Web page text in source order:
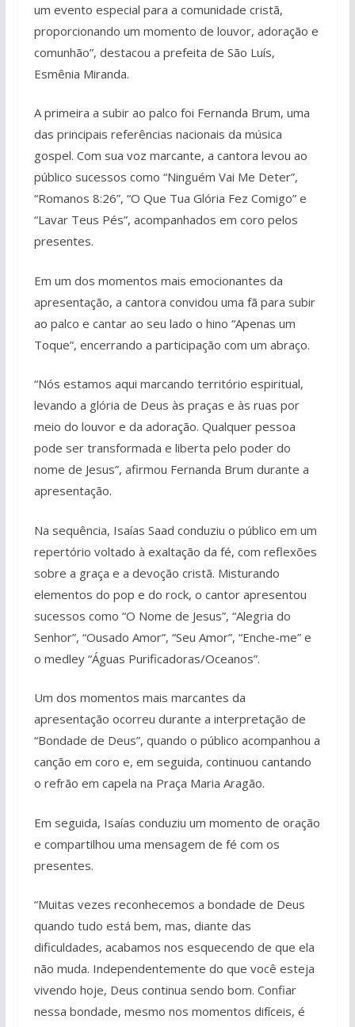
um evento especial para a comunidade cristã,
proporcionando um momento de louvor, adoração e
comunhão”, destacou a prefeita de São Luís,
Esmênia Miranda.
A primeira a subir ao palco foi Fernanda Brum, uma
das principais referências nacionais da música
gospel. Com sua voz marcante, a cantora levou ao
público sucessos como “Ninguém Vai Me Deter”,
“Romanos 8:26”, “O Que Tua Glória Fez Comigo” e
“Lavar Teus Pés”, acompanhados em coro pelos
presentes.
Em um dos momentos mais emocionantes da
apresentação, a cantora convidou uma fã para subir
ao palco e cantar ao seu lado o hino “Apenas um
Toque”, encerrando a participação com um abraço.
“Nós estamos aqui marcando território espiritual,
levando a glória de Deus às praças e às ruas por
meio do louvor e da adoração. Qualquer pessoa
pode ser transformada e liberta pelo poder do
nome de Jesus”, afirmou Fernanda Brum durante a
apresentação.
Na sequência, Isaías Saad conduziu o público em um
repertório voltado à exaltação da fé, com reflexões
sobre a graça e a devoção cristã. Misturando
elementos do pop e do rock, o cantor apresentou
sucessos como “O Nome de Jesus”, “Alegria do
Senhor”, “Ousado Amor”, “Seu Amor”, “Enche-me” e
o medley “Águas Purificadoras/Oceanos”.
Um dos momentos mais marcantes da
apresentação ocorreu durante a interpretação de
“Bondade de Deus”, quando o público acompanhou a
canção em coro e, em seguida, continuou cantando
o refrão em capela na Praça Maria Aragão.
Em seguida, Isaías conduziu um momento de oração
e compartilhou uma mensagem de fé com os
presentes.
“Muitas vezes reconhecemos a bondade de Deus
quando tudo está bem, mas, diante das
dificuldades, acabamos nos esquecendo de que ela
não muda. Independentemente do que você esteja
vivendo hoje, Deus continua sendo bom. Confiar
nessa bondade, mesmo nos momentos difíceis, é